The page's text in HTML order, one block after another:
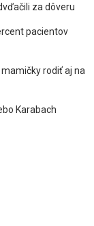
za dôveru
pacientov
rodiť aj na
Karabach